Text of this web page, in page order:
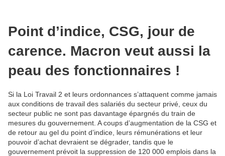
Point d’indice, CSG, jour de
carence. Macron veut aussi la
peau des fonctionnaires !
Si la Loi Travail 2 et leurs ordonnances s’attaquent comme jamais
aux conditions de travail des salariés du secteur privé, ceux du
secteur public ne sont pas davantage épargnés du train de
mesures du gouvernement. A coups d’augmentation de la CSG et
de retour au gel du point d’indice, leurs rémunérations et leur
pouvoir d’achat devraient se dégrader, tandis que le
gouvernement prévoit la suppression de 120 000 emplois dans la